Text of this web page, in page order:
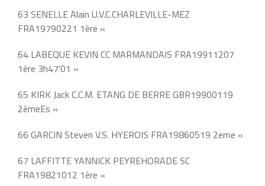
63 SENELLE Alain U.V.C.CHARLEVILLE-MEZ
FRA19790221 1ère «
64 LABEQUE KEVIN CC MARMANDAIS FRA19911207
1ère 3h47’01 »
65 KIRK Jack C.C.M. ETANG DE BERRE GBR19900119
2èmeEs «
66 GARCIN Steven V.S. HYEROIS FRA19860519 2eme «
67 LAFFITTE YANNICK PEYREHORADE SC
FRA19821012 1ère «